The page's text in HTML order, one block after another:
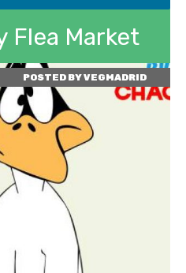
Flea Market
POSTED BYVEGMADRID